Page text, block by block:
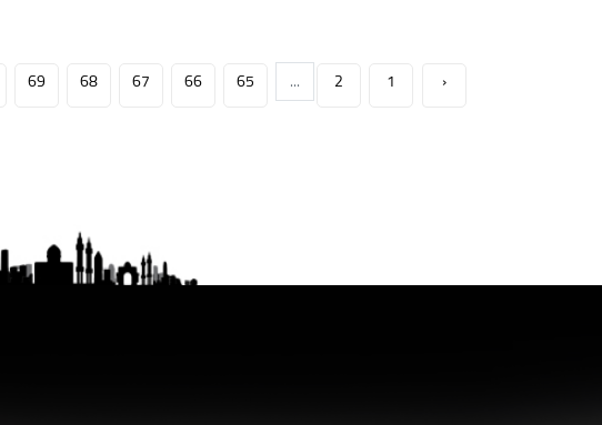
‹
1
2
...
65
66
67
68
69